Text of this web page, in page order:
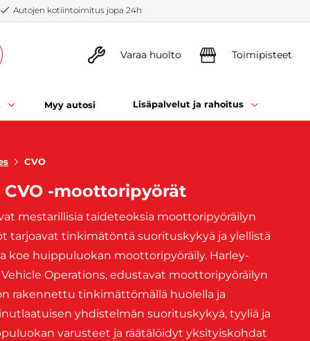
Autojen kotiintoimitus jopa 24h
Varaa huolto Toimipisteet
Myy autosi Lisäpalvelut ja rahoitus
CVO
-moottoripyörät
mestarillisia taideteoksia moottoripyöräilyn
tarjoavat tinkimätöntä suorituskykyä ja ylellistä
koe huippuluokan moottoripyöräily. Harley-
Operations, edustavat moottoripyöräilyn
rakennettu tinkimättömällä huolella ja
yhdistelmän suorituskykyä, tyyliä ja
varusteet ja räätälöidyt yksityiskohdat